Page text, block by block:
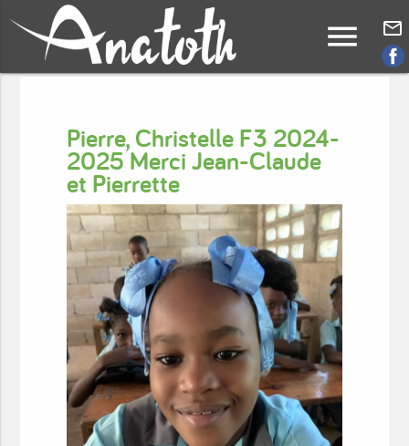
menu mail_outline
Pierre, Christelle F3 2024-
2025 Merci Jean-Claude
et Pierrette